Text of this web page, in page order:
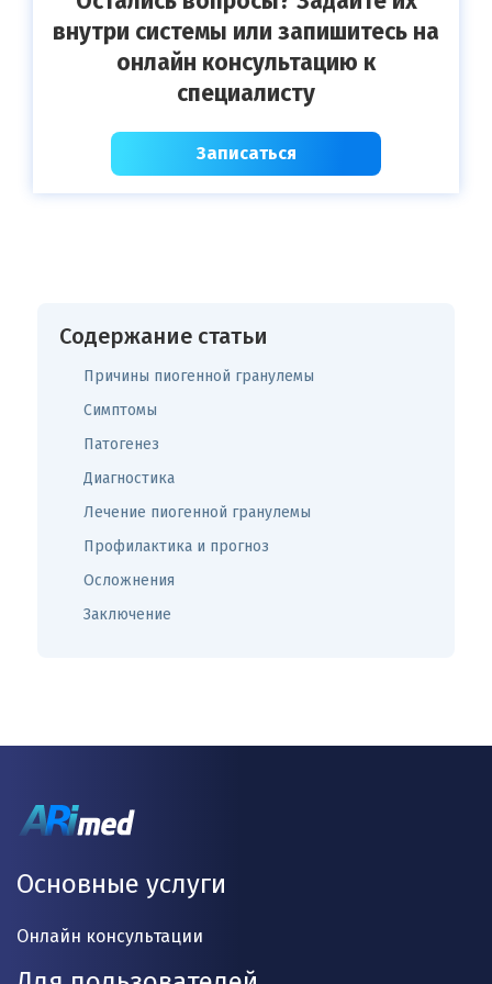
внутри системы или запишитесь на
онлайн консультацию к
специалисту
Записаться
Содержание статьи
Причины пиогенной гранулемы
Симптомы
Патогенез
Диагностика
Лечение пиогенной гранулемы
Профилактика и прогноз
Осложнения
Заключение
Основные услуги
Онлайн консультации